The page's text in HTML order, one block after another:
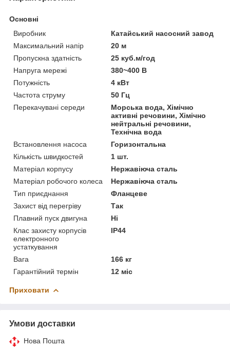
Основні
Виробник
Катайський насосний завод
Максимальний напір
20 м
Пропускна здатність
25 куб.м/год
Напруга мережі
380~400 В
Потужність
4 кВт
Частота струму
50 Гц
Перекачувані середи
Морська вода, Хімічно
активні речовини, Хімічно
нейтральні речовини,
Технічна вода
Встановлення насоса
Горизонтальна
Кількість швидкостей
1 шт.
Матеріал корпусу
Нержавіюча сталь
Матеріал робочого колеса
Нержавіюча сталь
Тип приєднання
Фланцеве
Захист від перегріву
Так
Плавний пуск двигуна
Ні
Клас захисту корпусів
електронного
устаткування
IP44
Вага
166 кг
Гарантійний термін
12 міс
Приховати
Умови доставки
Нова Пошта